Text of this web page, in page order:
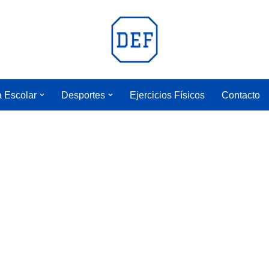
Escolar Desportes Ejercicios Físicos Contacto